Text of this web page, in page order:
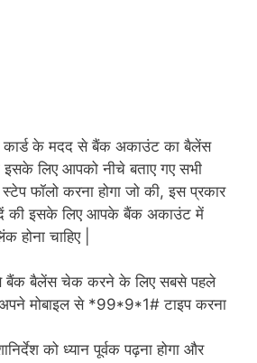
के मदद से बैंक अकाउंट का बैलेंस
इसके लिए आपको नीचे बताए गए सभी
फॉलो करना होगा जो की, इस प्रकार
दें की इसके लिए आपके बैंक अकाउंट में
होना चाहिए |
बैंक बैलेंस चेक करने के लिए सबसे पहले
मोबाइल से *99*9*1# टाइप करना
को ध्यान पूर्वक पढ़ना होगा और